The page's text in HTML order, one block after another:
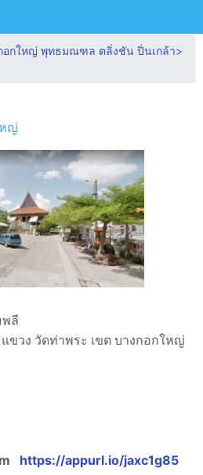
อกใหญ่ พุทธมณฑล ตลิ่งชัน ปิ่นเกล้า>
ญ่
พลี
ขวง วัดท่าพระ เขต บางกอกใหญ่
https://appurl.io/jaxc1g85